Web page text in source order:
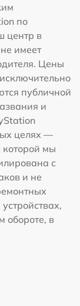
по
центр в
имеет
Цены
публичной
и
целях —
которой мы
с
и не
обороте, в